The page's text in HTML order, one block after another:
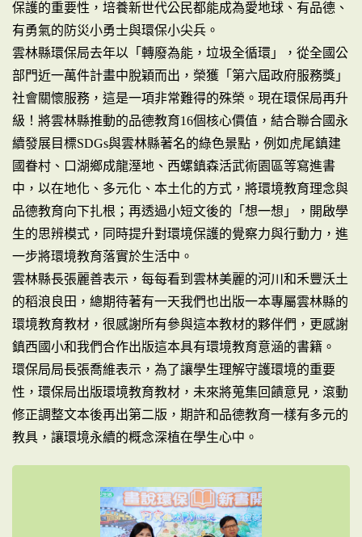
保護的重要性，培養新世代公民都能成為愛地球、有品德、
有勇氣的防災小勇士與環保小尖兵。
雲林縣環保局去年以「轉廢為能，垃圾全循環」，從全國公
部門近一萬件計畫中脫穎而出，榮獲「第六屆政府服務獎」
社會關懷服務，這是一項非常難得的殊榮。現在環保局再升
級！將雲林縣推動的品德教育16個核心價值，結合聯合國永
續發展目標SDGs與雲林縣著名的綠色景點，例如虎尾鎮建
國眷村、口湖鄉成龍溼地、西螺鎮森活武術園區等寫進書
中，以在地化、多元化、本土化的方式，將環境教育理念與
品德教育向下扎根；再透過小短文後的「想一想」，開啟學
生的思辨模式，同時提升對環境保護的覺察力與行動力，進
一步將環境教育落實於生活中。
雲林縣長張麗善表示，每每看到雲林美麗的河川和禾豐沃土
的稻浪良田，總期待著有一天我們也出版一本專屬雲林縣的
環境教育教材，很感謝所有參與這本教材的夥伴們，更感謝
鎮西國小和我們合作出版這本具有環境教育意涵的書籍。
環保局局長張喬維表示，為了讓學生理解守護環境的重要
性，環保局出版環境教育教材，未來將蒐集回饋意見，滾動
修正調整文本後再出第二版，期許和品德教育一樣有多元的
教具，讓環境永續的概念深植在學生心中。